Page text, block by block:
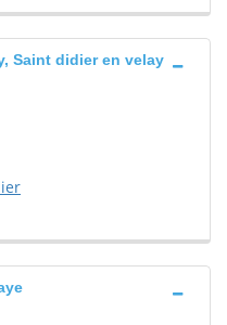
Saint didier en velay